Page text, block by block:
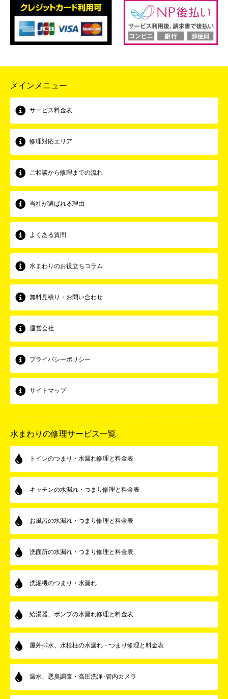
メインメニュー
サービス料金表
修理対応エリア
ご相談から修理までの流れ
当社が選ばれる理由
よくある質問
水まわりのお役立ちコラム
無料見積り・お問い合わせ
運営会社
プライバシーポリシー
サイトマップ
水まわりの修理サービス一覧
トイレのつまり・水漏れ修理と料金表
キッチンの水漏れ・つまり修理と料金表
お風呂の水漏れ・つまり修理と料金表
洗面所の水漏れ・つまり修理と料金表
洗濯機のつまり・水漏れ
給湯器、ポンプの水漏れ修理と料金表
屋外排水、水栓柱の水漏れ・つまり修理と料金表
漏水、悪臭調査・高圧洗浄･管内カメラ